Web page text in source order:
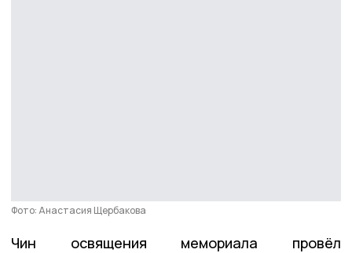
Фото: Анастасия Щербакова
Чин освящения мемориала провёл